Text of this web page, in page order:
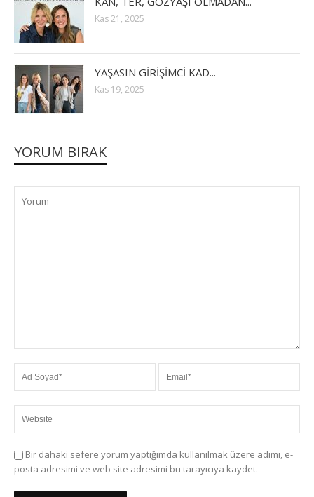
Kas 21, 2025
YAŞASIN GİRİŞİMCİ KAD...
Kas 19, 2025
YORUM BIRAK
Bir dahaki sefere yorum yaptığımda kullanılmak üzere adımı, e-
posta adresimi ve web site adresimi bu tarayıcıya kaydet.